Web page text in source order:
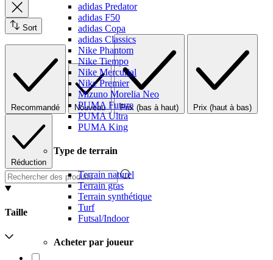
adidas Predator
adidas F50
adidas Copa
adidas Classics
Nike Phantom
Nike Tiempo
Nike Mercurial
Nike Premier
Mizuno Morelia Neo
PUMA Future
PUMA Ultra
PUMA King
Type de terrain
Terrain naturel
Terrain gras
Terrain synthétique
Turf
Futsal/Indoor
Acheter par joueur
Sort
Recommandé Nouveau Prix (bas à haut) Prix (haut à bas)
Réduction
Taille